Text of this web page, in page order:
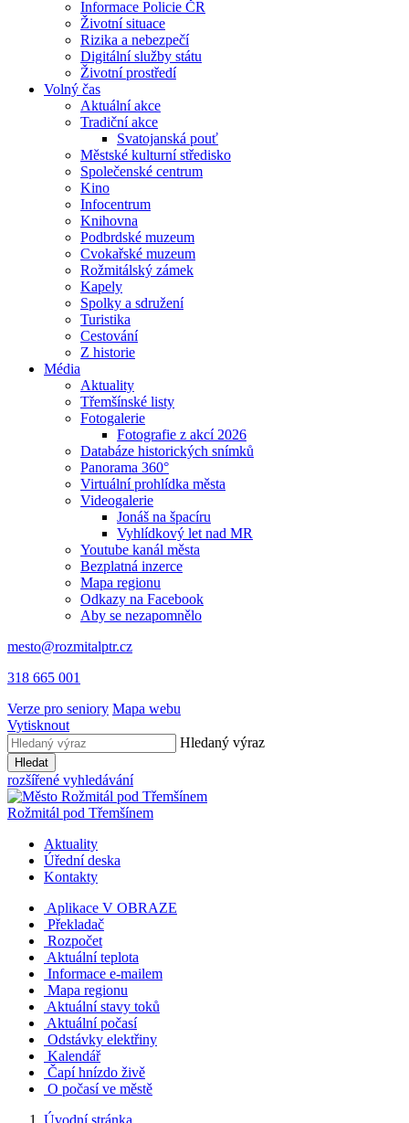
Informace Policie ČR
Životní situace
Rizika a nebezpečí
Digitální služby státu
Životní prostředí
Volný čas
Aktuální akce
Tradiční akce
Svatojanská pouť
Městské kulturní středisko
Společenské centrum
Kino
Infocentrum
Knihovna
Podbrdské muzeum
Cvokařské muzeum
Rožmitálský zámek
Kapely
Spolky a sdružení
Turistika
Cestování
Z historie
Média
Aktuality
Třemšínské listy
Fotogalerie
Fotografie z akcí 2026
Databáze historických snímků
Panorama 360°
Virtuální prohlídka města
Videogalerie
Jonáš na špacíru
Vyhlídkový let nad MR
Youtube kanál města
Bezplatná inzerce
Mapa regionu
Odkazy na Facebook
Aby se nezapomnělo
mesto@rozmitalptr.cz
318 665 001
Verze pro seniory Mapa webu
Vytisknout
Hledaný výraz
Hledat
rozšířené vyhledávání
Rožmitál pod Třemšínem
Aktuality
Úřední deska
Kontakty
Aplikace V OBRAZE
Překladač
Rozpočet
Aktuální teplota
Informace e-mailem
Mapa regionu
Aktuální stavy toků
Aktuální počasí
Odstávky elektřiny
Kalendář
Čapí hnízdo živě
O počasí ve městě
Úvodní stránka